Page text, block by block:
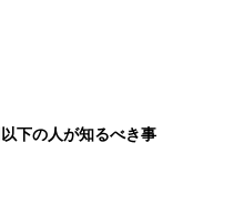
下の人が知るべき事